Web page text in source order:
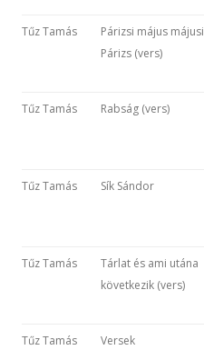
Tűz Tamás
Párizsi május májusi
Párizs (vers)
Tűz Tamás Rabság (vers)
Tűz Tamás Sík Sándor
Tűz Tamás
Tárlat és ami utána
következik (vers)
Tűz Tamás Versek